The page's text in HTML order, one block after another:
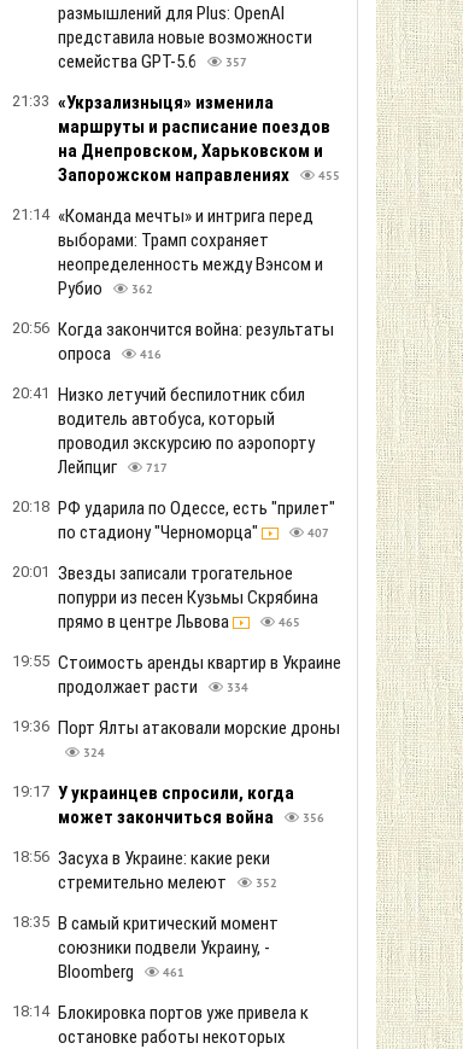
размышлений для Plus: OpenAI
представила новые возможности
семейства GPT-5.6
357
21:33 «Укрзализныця» изменила
маршруты и расписание поездов
на Днепровском, Харьковском и
Запорожском направлениях
455
21:14 «Команда мечты» и интрига перед
выборами: Трамп сохраняет
неопределенность между Вэнсом и
Рубио
362
20:56 Когда закончится война: результаты
опроса
416
20:41 Низко летучий беспилотник сбил
водитель автобуса, который
проводил экскурсию по аэропорту
Лейпциг
717
20:18 РФ ударила по Одессе, есть "прилет"
по стадиону "Черноморца"
407
20:01 Звезды записали трогательное
попурри из песен Кузьмы Скрябина
прямо в центре Львова
465
19:55 Стоимость аренды квартир в Украине
продолжает расти
334
19:36 Порт Ялты атаковали морские дроны
324
19:17 У украинцев спросили, когда
может закончиться война
356
18:56 Засуха в Украине: какие реки
стремительно мелеют
352
18:35 В самый критический момент
союзники подвели Украину, -
Bloomberg
461
18:14 Блокировка портов уже привела к
остановке работы некоторых